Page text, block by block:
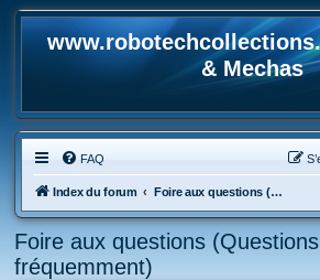
& Mechas
FAQ
Index du forum Foire aux questions (Questions posées fréquemment)
Foire aux questions
fréquemment)